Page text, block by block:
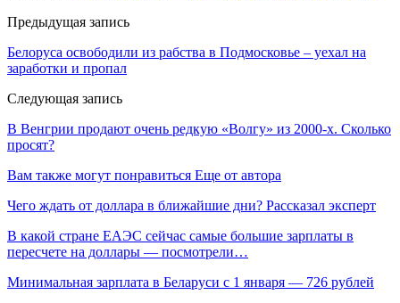
Предыдущая запись
Белоруса освободили из рабства в Подмосковье – уехал на
заработки и пропал
Следующая запись
В Венгрии продают очень редкую «Волгу» из 2000-х. Сколько
просят?
Вам также могут понравиться Еще от автора
Чего ждать от доллара в ближайшие дни? Рассказал эксперт
В какой стране ЕАЭС сейчас самые большие зарплаты в
пересчете на доллары — посмотрели…
Минимальная зарплата в Беларуси с 1 января — 726 рублей